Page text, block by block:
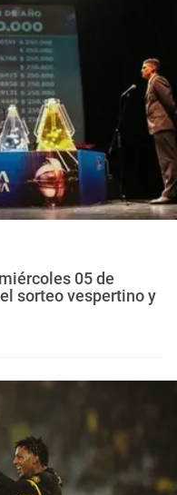
05 de
sorteo vespertino y